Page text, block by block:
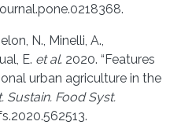
N., Minelli, A.,
E. et al. 2020. “Features
urban agriculture in the
Sustain. Food Syst.